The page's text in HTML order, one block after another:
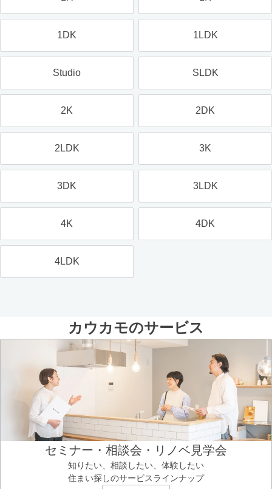
1DK 1LDK
Studio SLDK
2K 2DK
2LDK 3K
3DK 3LDK
4K 4DK
4LDK
カウカモのサービス
セミナー・相談会・リノベ見学会
知りたい、相談したい、体験したい
住まい探しのサービスラインナップ